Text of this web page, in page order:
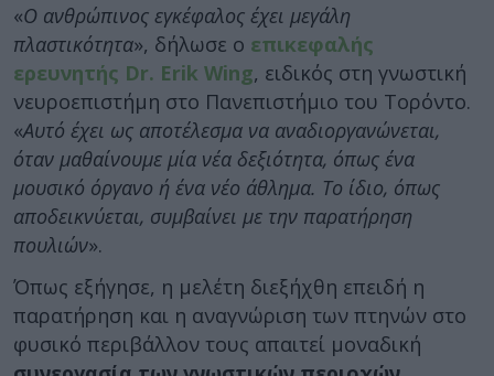
«Ο ανθρώπινος εγκέφαλος έχει μεγάλη
πλαστικότητα», δήλωσε ο επικεφαλής
ερευνητής Dr. Erik Wing, ειδικός στη γνωστική
νευροεπιστήμη στο Πανεπιστήμιο του Τορόντο.
«Αυτό έχει ως αποτέλεσμα να αναδιοργανώνεται,
όταν μαθαίνουμε μία νέα δεξιότητα, όπως ένα
μουσικό όργανο ή ένα νέο άθλημα. Το ίδιο, όπως
αποδεικνύεται, συμβαίνει με την παρατήρηση
πουλιών».
Όπως εξήγησε, η μελέτη διεξήχθη επειδή η
παρατήρηση και η αναγνώριση των πτηνών στο
φυσικό περιβάλλον τους απαιτεί μοναδική